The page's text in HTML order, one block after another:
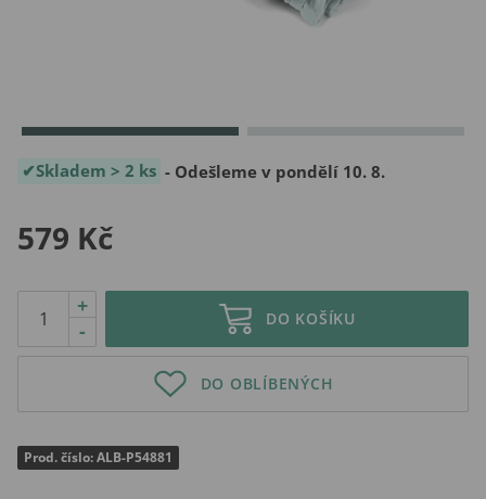
Skladem > 2 ks - Odešleme v pondělí 10. 8.
579 Kč
-
+
DO KOŠÍKU
DO OBLÍBENÝCH
Prod. číslo: ALB-P54881